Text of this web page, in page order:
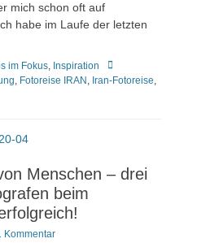
mich schon oft auf
habe im Laufe der letzten
im Fokus, Inspiration
Tags
, Fotoreise IRAN , Iran-Fotoreise,
Menschen – drei
beim
Kommentar